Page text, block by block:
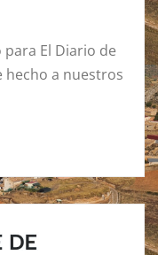
El Diario de
hecho a nuestros